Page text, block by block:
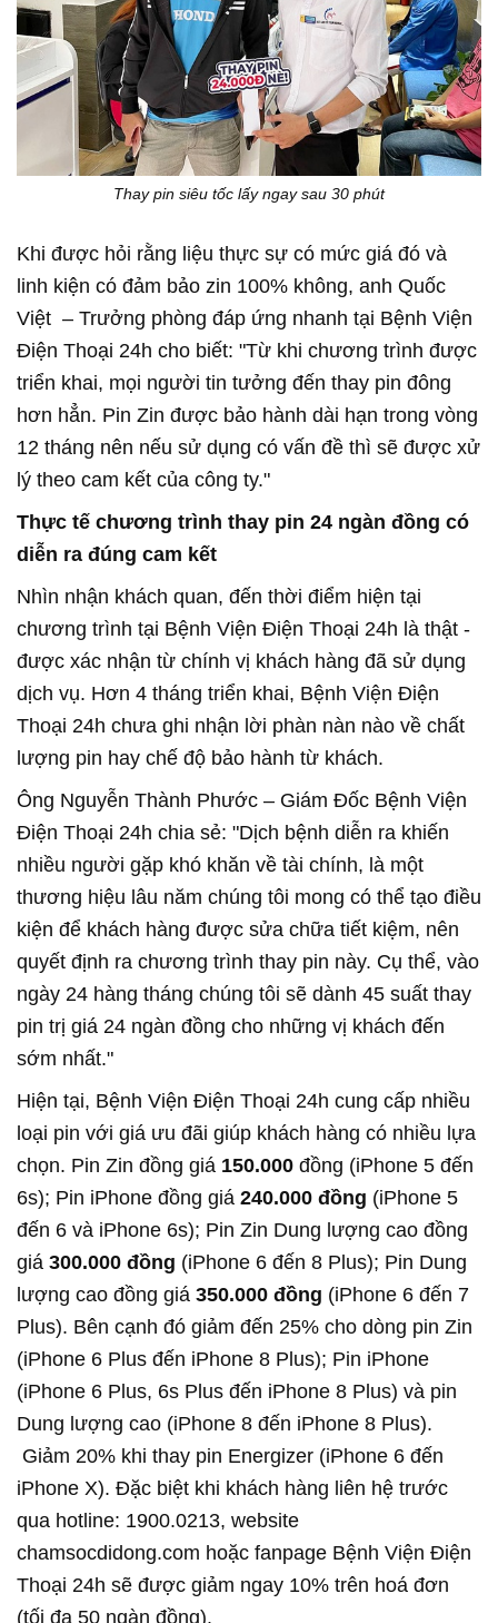
Thay pin siêu tốc lấy ngay sau 30 phút
Khi được hỏi rằng liệu thực sự có mức giá đó và
linh kiện có đảm bảo zin 100% không, anh Quốc
Việt – Trưởng phòng đáp ứng nhanh tại Bệnh Viện
Điện Thoại 24h cho biết: "Từ khi chương trình được
triển khai, mọi người tin tưởng đến thay pin đông
hơn hẳn. Pin Zin được bảo hành dài hạn trong vòng
12 tháng nên nếu sử dụng có vấn đề thì sẽ được xử
lý theo cam kết của công ty."
Thực tế chương trình thay pin 24 ngàn đồng có
diễn ra đúng cam kết
Nhìn nhận khách quan, đến thời điểm hiện tại
chương trình tại Bệnh Viện Điện Thoại 24h là thật -
được xác nhận từ chính vị khách hàng đã sử dụng
dịch vụ. Hơn 4 tháng triển khai, Bệnh Viện Điện
Thoại 24h chưa ghi nhận lời phàn nàn nào về chất
lượng pin hay chế độ bảo hành từ khách.
Ông Nguyễn Thành Phước – Giám Đốc Bệnh Viện
Điện Thoại 24h chia sẻ: "Dịch bệnh diễn ra khiến
nhiều người gặp khó khăn về tài chính, là một
thương hiệu lâu năm chúng tôi mong có thể tạo điều
kiện để khách hàng được sửa chữa tiết kiệm, nên
quyết định ra chương trình thay pin này. Cụ thể, vào
ngày 24 hàng tháng chúng tôi sẽ dành 45 suất thay
pin trị giá 24 ngàn đồng cho những vị khách đến
sớm nhất."
Hiện tại, Bệnh Viện Điện Thoại 24h cung cấp nhiều
loại pin với giá ưu đãi giúp khách hàng có nhiều lựa
chọn. Pin Zin đồng giá 150.000 đồng (iPhone 5 đến
6s); Pin iPhone đồng giá 240.000 đồng (iPhone 5
đến 6 và iPhone 6s); Pin Zin Dung lượng cao đồng
giá 300.000 đồng (iPhone 6 đến 8 Plus); Pin Dung
lượng cao đồng giá 350.000 đồng (iPhone 6 đến 7
Plus). Bên cạnh đó giảm đến 25% cho dòng pin Zin
(iPhone 6 Plus đến iPhone 8 Plus); Pin iPhone
(iPhone 6 Plus, 6s Plus đến iPhone 8 Plus) và pin
Dung lượng cao (iPhone 8 đến iPhone 8 Plus).
Giảm 20% khi thay pin Energizer (iPhone 6 đến
iPhone X). Đặc biệt khi khách hàng liên hệ trước
qua hotline: 1900.0213, website
chamsocdidong.com hoặc fanpage Bệnh Viện Điện
Thoại 24h sẽ được giảm ngay 10% trên hoá đơn
(tối đa 50 ngàn đồng).